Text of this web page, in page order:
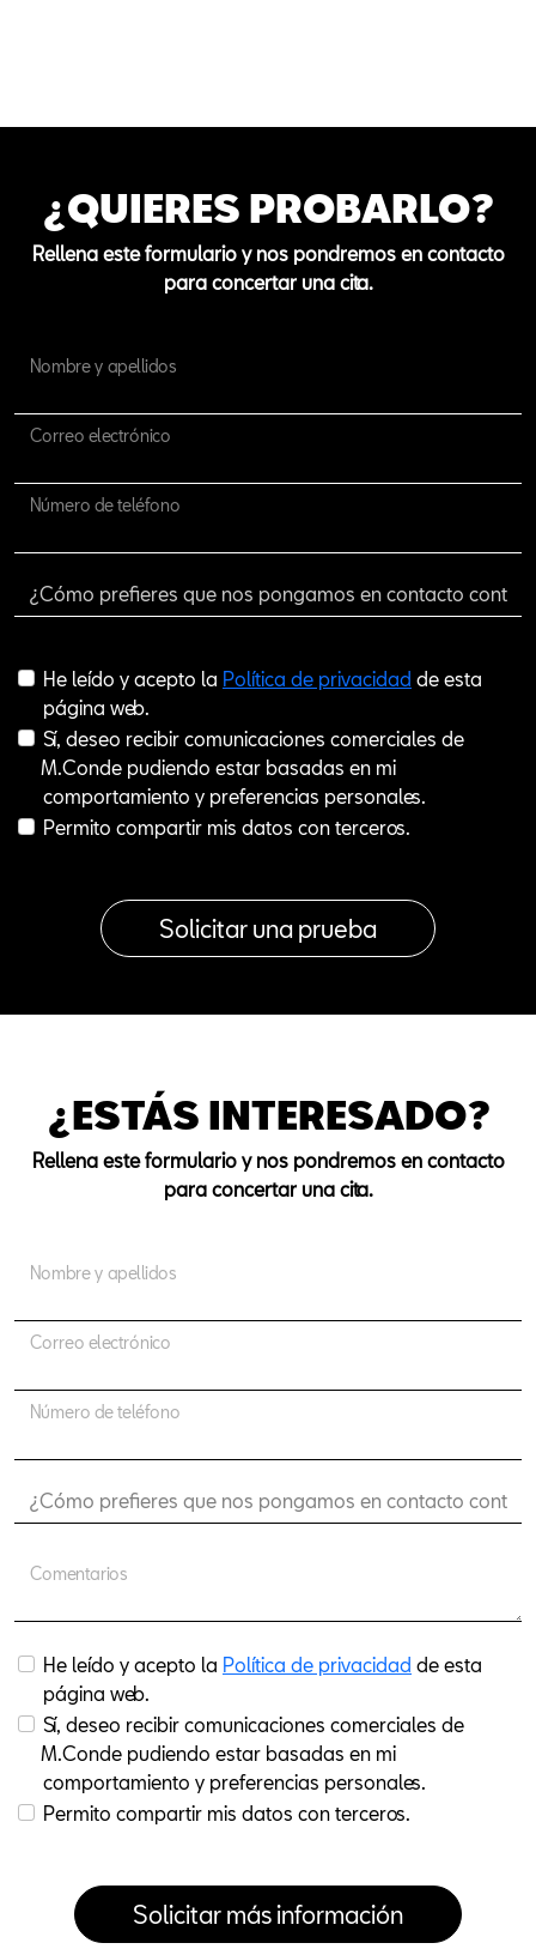
¿QUIERES PROBARLO?
Rellena este formulario y nos pondremos en contacto
para concertar una cita.
Nombre y apellidos
Correo electrónico
Número de teléfono
He leído y acepto la Política de privacidad de esta
página web.
Sí, deseo recibir comunicaciones comerciales de
M.Conde pudiendo estar basadas en mi
comportamiento y preferencias personales.
Permito compartir mis datos con terceros.
¿ESTÁS INTERESADO?
Rellena este formulario y nos pondremos en contacto
para concertar una cita.
Nombre y apellidos
Correo electrónico
Número de teléfono
Comentarios
He leído y acepto la Política de privacidad de esta
página web.
Sí, deseo recibir comunicaciones comerciales de
M.Conde pudiendo estar basadas en mi
comportamiento y preferencias personales.
Permito compartir mis datos con terceros.